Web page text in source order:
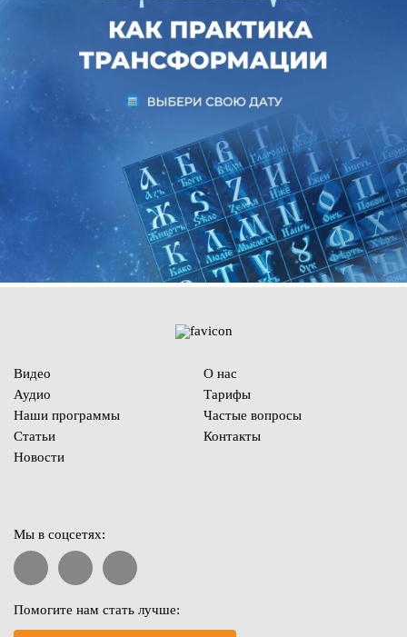
Видео
Аудио
Наши программы
Статьи
Новости
О нас
Тарифы
Частые вопросы
Контакты
Мы в соцсетях:
Помогите нам стать лучше: